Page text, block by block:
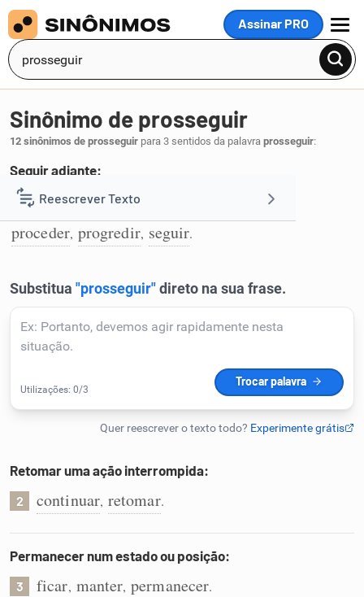
Assinar PRO
MENU
Reescrever Texto
Resumir Texto
Corrigir Texto
Detector de IA
Humanizador de IA
Cata-letras
Conexões
Caça-palavras
Sinônimo de prosseguir
12 sinônimos de prosseguir para 3 sentidos da palavra prosseguir:
Seguir adiante:
1 perseverar,adiantar persistir
proceder, progredir, seguir.
Retomar uma ação interrompida:
2 continuar, retomar.
Permanecer num estado ou posição:
3 ficar, manter, permanecer.